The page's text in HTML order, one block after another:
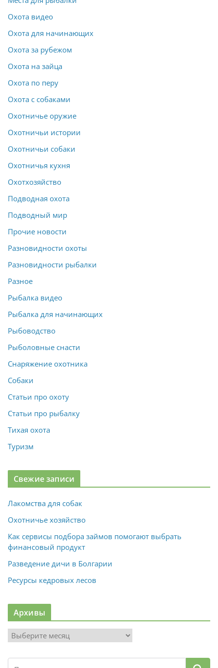
Охота видео
Охота для начинающих
Охота за рубежом
Охота на зайца
Охота по перу
Охота с собаками
Охотничье оружие
Охотничьи истории
Охотничьи собаки
Охотничья кухня
Охотхозяйство
Подводная охота
Подводный мир
Прочие новости
Разновидности охоты
Разновидности рыбалки
Разное
Рыбалка видео
Рыбалка для начинающих
Рыбоводство
Рыболовные снасти
Снаряжение охотника
Собаки
Статьи про охоту
Статьи про рыбалку
Тихая охота
Туризм
Свежие записи
Лакомства для собак
Охотничье хозяйство
Как сервисы подбора займов помогают выбрать
финансовый продукт
Разведение дичи в Болгарии
Ресурсы кедровых лесов
Архивы
р
х